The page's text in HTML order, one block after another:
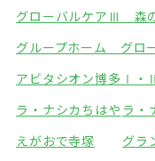
グローバルケアⅢ 森
グループホーム グロ
アビタシオン博多Ⅰ・Ⅱ
ラ・ナシカちはや ラ・
えがおで寺塚
グラ